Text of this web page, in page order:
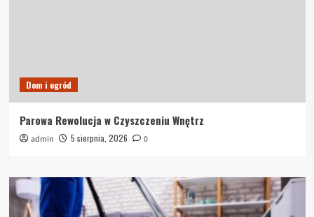
Dom i ogród
Parowa Rewolucja w Czyszczeniu Wnętrz
admin 5 sierpnia, 2026 0